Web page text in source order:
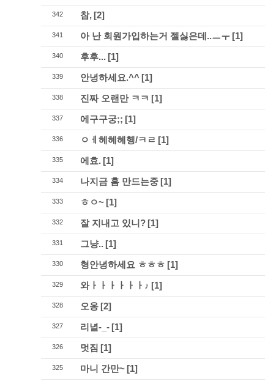
342 참,[2]
341 아 난 회원가입하는거 젤싫은데..ㅡㅜ [1]
340 후후...[1]
339 안녕하세요.^^[1]
338 진짜 오랜만 ㅋㅋ [1]
337 에구구궁;; [1]
336 ㅇㅔ헤헤헤헹/ㅋㄹ [1]
335 에효.[1]
334 나지금 홈 만드는중[1]
333 ㅎㅇ~[1]
332 잘 지내고 있니?[1]
331 그냥..[1]
330 형안녕하세요 ㅎㅎㅎ [1]
329 와ㅏㅏㅏㅏㅏㅏ♪ [1]
328 오옹[2]
327 리녈-_-[1]
326 멋짐 [1]
325 마니 간만~[1]